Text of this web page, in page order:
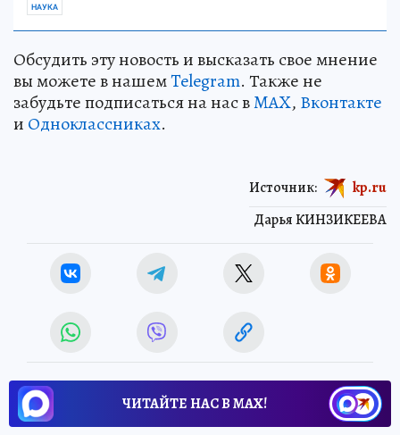
НАУКА
Обсудить эту новость и высказать свое мнение
вы можете в нашемTelegram. Также не
забудьте подписаться на нас вMAX, Вконтакте
и Одноклассниках.
Дарья КИНЗИКЕЕВА
Источник: kp.ru
ЧИТАЙТЕ НАС В МАХ!